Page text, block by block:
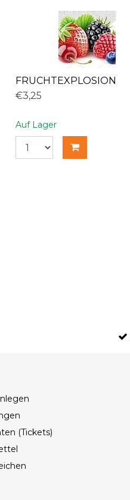
FRUCHTEXPLOSION
€3,25
Auf Lager
(Tickets)